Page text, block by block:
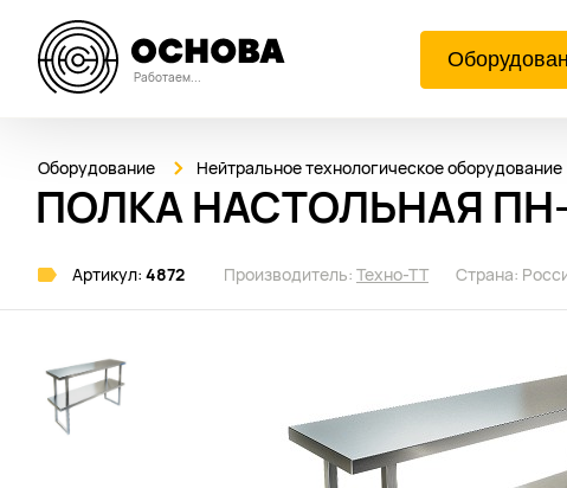
Работаем...
Оборудование Нейтральное технологическое оборудование
ПОЛКА НАСТОЛЬНАЯ ПН-
Артикул: 4872 Производитель: Техно-ТТ Страна: